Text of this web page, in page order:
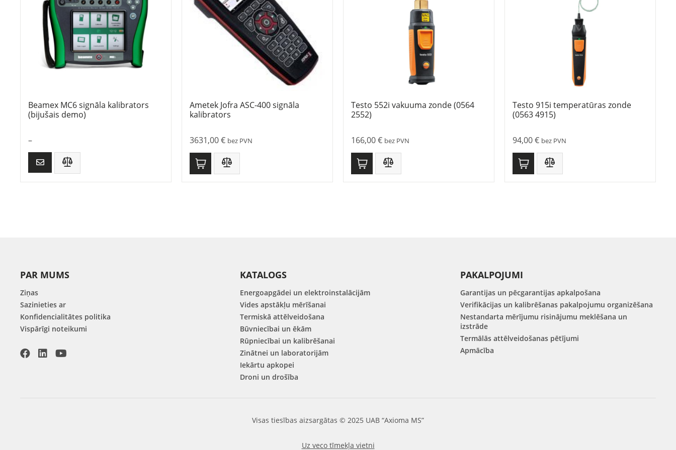
Beamex MC6 signāla kalibrators
(bijušais demo)
–
Ametek Jofra ASC-400 signāla
kalibrators
3631,00€ bez PVN
Testo 552i vakuuma zonde (0564
2552)
166,00€ bez PVN
Testo 915i temperatūras zonde
(0563 4915)
94,00€ bez PVN
PAR MUMS
Ziņas
Sazinieties ar
Konfidencialitātes politika
Vispārīgi noteikumi
KATALOGS
Energoapgādei un elektroinstalācijām
Vides apstākļu mērīšanai
Termiskā attēlveidošana
Būvniecībai un ēkām
Rūpniecībai un kalibrēšanai
Zinātnei un laboratorijām
Iekārtu apkopei
Droni un drošība
PAKALPOJUMI
Garantijas un pēcgarantijas apkalpošana
Verifikācijas un kalibrēšanas pakalpojumu organizēšana
Nestandarta mērījumu risinājumu meklēšana un
izstrāde
Termālās attēlveidošanas pētījumi
Apmācība
Visas tiesības aizsargātas © 2025 UAB “Axioma MS”
Uz veco tīmekļa vietni